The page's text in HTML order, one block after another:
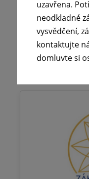
si zařídit
(vyzvednutí…
Číst více
uzavřena.
neodkladné
vysvědčení,
kontaktujte
domluvte si